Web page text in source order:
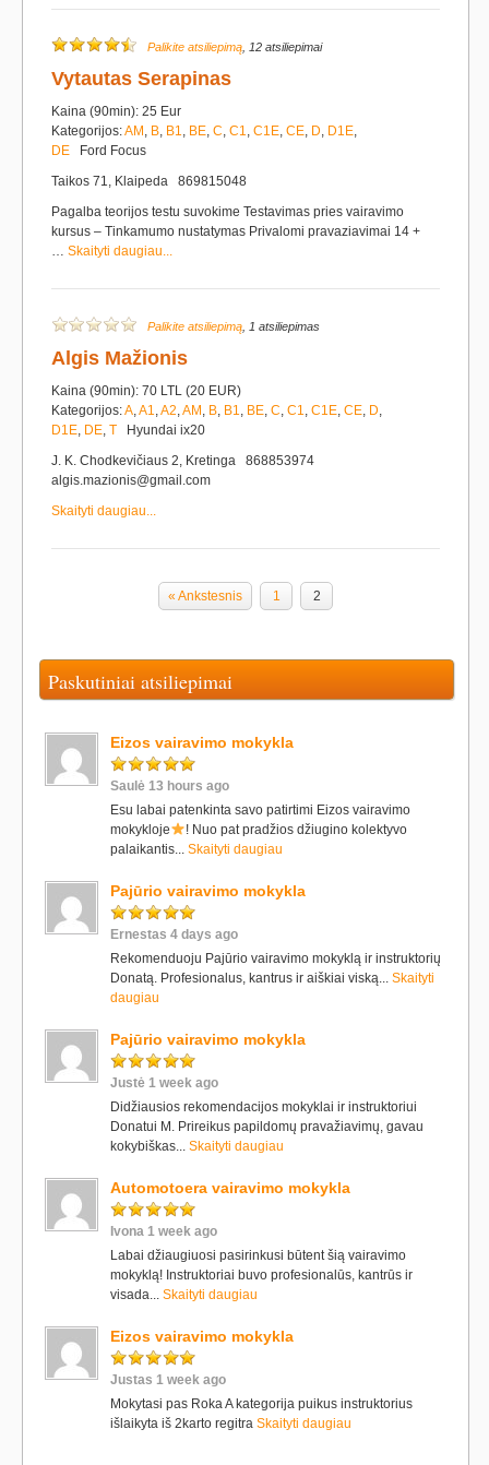
Palikite atsiliepimą , 12 atsiliepimai
Vytautas Serapinas
Kaina (90min): 25 Eur
Kategorijos:AM , B, B1, BE, C, C1, C1E, CE, D, D1E,
DE Ford Focus
Taikos 71, Klaipeda 869815048
Pagalba teorijos testu suvokime Testavimas pries vairavimo
kursus – Tinkamumo nustatymas Privalomi pravaziavimai 14 +
… Skaityti daugiau...
Palikite atsiliepimą , 1 atsiliepimas
Algis Mažionis
Kaina (90min): 70 LTL (20 EUR)
Kategorijos:A,A1,A2,AM , B, B1, BE, C, C1, C1E, CE, D,
D1E, DE, T Hyundai ix20
J. K. Chodkevičiaus 2, Kretinga 868853974
algis.mazionis@gmail.com
Skaityti daugiau...
« Ankstesnis 1 2
Paskutiniai atsiliepimai
Eizos vairavimo mokykla
Saulė 13 hours ago
Esu labai patenkinta savo patirtimi Eizos vairavimo
mokykloje
! Nuo pat pradžios džiugino kolektyvo
palaikantis... Skaityti daugiau
Pajūrio vairavimo mokykla
Ernestas 4 days ago
Rekomenduoju Pajūrio vairavimo mokyklą ir instruktorių
Donatą. Profesionalus, kantrus ir aiškiai viską... Skaityti
daugiau
Pajūrio vairavimo mokykla
Justė 1 week ago
Didžiausios rekomendacijos mokyklai ir instruktoriui
Donatui M. Prireikus papildomų pravažiavimų, gavau
kokybiškas... Skaityti daugiau
Automotoera vairavimo mokykla
Ivona 1 week ago
Labai džiaugiuosi pasirinkusi būtent šią vairavimo
mokyklą! Instruktoriai buvo profesionalūs, kantrūs ir
visada... Skaityti daugiau
Eizos vairavimo mokykla
Justas 1 week ago
Mokytasi pas Roka A kategorija puikus instruktorius
išlaikyta iš 2karto regitra Skaityti daugiau